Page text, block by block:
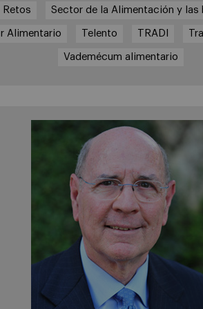
Retos Sector de la Alimentación y las
Alimentario Telento TRADI
Vademécum alimentario